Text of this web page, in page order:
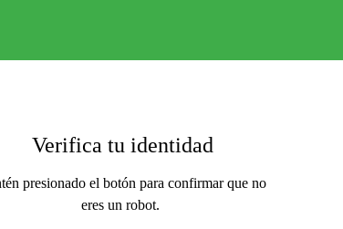
Verifica tu identidad
presionado el botón para confirmar que no
eres un robot.